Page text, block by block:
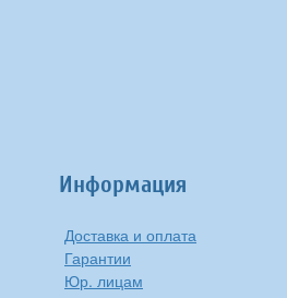
Информация
Доставка и оплата
Гарантии
Юр. лицам